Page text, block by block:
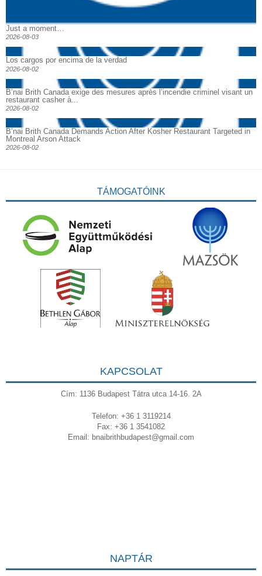
Just a moment…
2026-08-03
Los cargos por encima de la verdad
2026-08-02
B’nai Brith Canada exige des mesures après l’incendie criminel visant un
restaurant casher à...
2026-08-02
B’nai Brith Canada Demands Action After Kosher Restaurant Targeted in
Montreal Arson Attack
2026-08-02
TÁMOGATÓINK
KAPCSOLAT
Cím: 1136 Budapest Tátra utca 14-16. 2A
Telefon: +36 1 3119214
Fax: +36 1 3541082
Email: bnaibrithbudapest@gmail.com
NAPTÁR